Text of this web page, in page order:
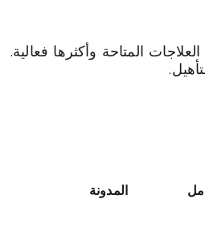
المتاحة وأكثرها فعالية.
المدونة